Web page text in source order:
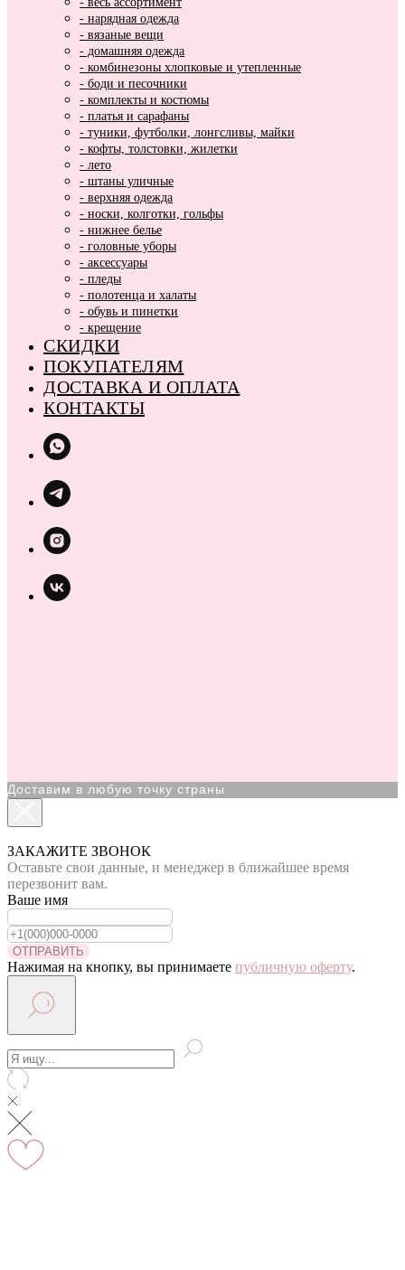
- нарядная одежда
- вязаные вещи
- домашняя одежда
- комбинезоны хлопковые и утепленные
- боди и песочники
- комплекты и костюмы
- платья и сарафаны
- туники, футболки, лонгсливы, майки
- кофты, толстовки, жилетки
- лето
- штаны уличные
- верхняя одежда
- носки, колготки, гольфы
- нижнее белье
- головные уборы
- аксессуары
- пледы
- полотенца и халаты
- обувь и пинетки
- крещение
СКИДКИ
ПОКУПАТЕЛЯМ
ДОСТАВКА И ОПЛАТА
КОНТАКТЫ
Доставим в любую точку страны
Вы на сайте Московского филиала
-5% на первый заказ (товар на скидках не участвует в
акции)
Адрес: г.Москва, мкр Северное Чертаново 1А,
м.Чертановская.
ЗАКАЖИТЕ ЗВОНОК
Оставьте свои данные, и менеджер в ближайшее время
перезвонит вам.
Ваше имя
ОТПРАВИТЬ
Нажимая на кнопку, вы принимаете публичную оферту.